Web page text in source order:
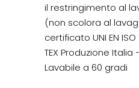
il restringimento al
(non scolora al
certificato UNI EN ISO
TEX Produzione Italia
Lavabile a 60 gradi